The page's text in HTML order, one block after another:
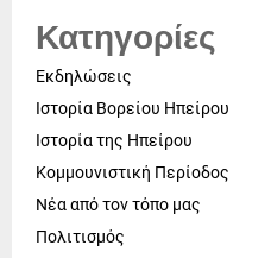
Κατηγορίες
Εκδηλώσεις
Ιστορία Βορείου Ηπείρου
Ιστορία της Ηπείρου
Κομμουνιστική Περίοδος
Νέα από τον τόπο μας
Πολιτισμός